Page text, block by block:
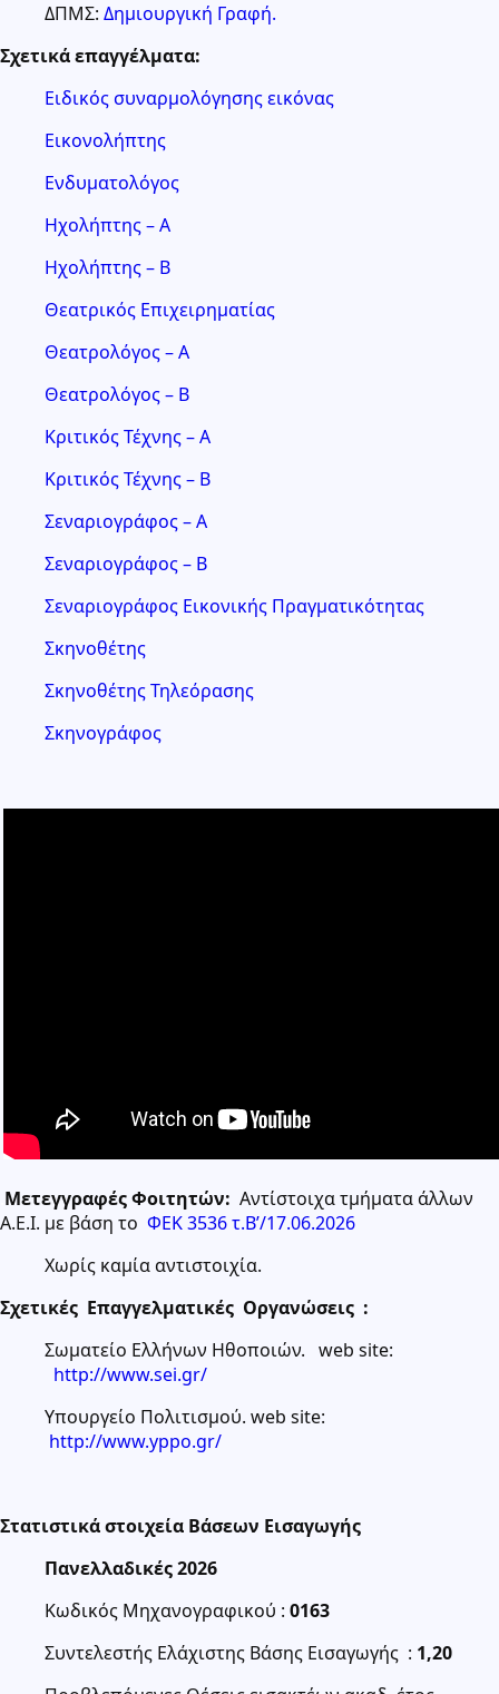
ΔΠΜΣ: Δημιουργική Γραφή.
Σχετικά επαγγέλματα:
Ειδικός συναρμολόγησης εικόνας
Εικονολήπτης
Ενδυματολόγος
Ηχολήπτης – Α
Ηχολήπτης – Β
Θεατρικός Επιχειρηματίας
Θεατρολόγος – Α
Θεατρολόγος – Β
Κριτικός Τέχνης – Α
Κριτικός Τέχνης – Β
Σεναριογράφος – Α
Σεναριογράφος – Β
Σεναριογράφος Εικονικής Πραγματικότητας
Σκηνοθέτης
Σκηνοθέτης Τηλεόρασης
Σκηνογράφος
Μετεγγραφές Φοιτητών: Αντίστοιχα τμήματα άλλων
Α.Ε.Ι. με βάση το ΦΕΚ 3536 τ.Β’/17.06.2026
Χωρίς καμία αντιστοιχία.
Σχετικές Επαγγελματικές Οργανώσεις :
Σωματείο Ελλήνων Ηθοποιών. web site:
http://www.sei.gr/
Υπουργείο Πολιτισμού. web site:
http://www.yppo.gr/
Στατιστικά στοιχεία Βάσεων Εισαγωγής
Πανελλαδικές 2026
Κωδικός Μηχανογραφικού : 0163
Συντελεστής Ελάχιστης Βάσης Εισαγωγής : 1,20